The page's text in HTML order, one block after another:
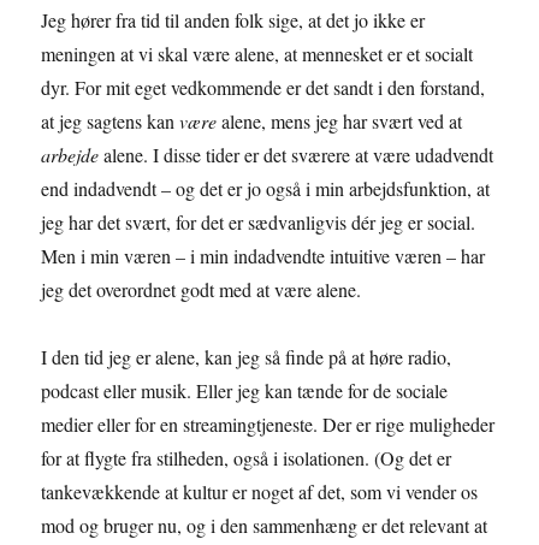
Jeg hører fra tid til anden folk sige, at det jo ikke er
meningen at vi skal være alene, at mennesket er et socialt
dyr. For mit eget vedkommende er det sandt i den forstand,
at jeg sagtens kanværealene, mens jeg har svært ved at
arbejdealene. I disse tider er det sværere at være udadvendt
end indadvendt – og det er jo også i min arbejdsfunktion, at
jeg har det svært, for det er sædvanligvis dér jeg er social.
Men i min væren – i min indadvendte intuitive væren – har
jeg det overordnet godt med at være alene.
I den tid jeg er alene, kan jeg så finde på at høre radio,
podcast eller musik. Eller jeg kan tænde for de sociale
medier eller for en streamingtjeneste. Der er rige muligheder
for at flygte fra stilheden, også i isolationen. (Og det er
tankevækkende at kultur er noget af det, som vi vender os
mod og bruger nu, og i den sammenhæng er det relevant at